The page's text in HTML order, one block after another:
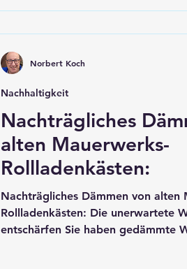
Sanierung immer mehr Anhänger
Nachträgliches
alten Mauerwerks-
Rollladenkästen:
Nachträgliches Dämmen von alten
Rollladenkästen: Die unerwartete
entschärfen Sie haben gedämmte Wände und neue
Nachhaltigkeit
Norbert Koch